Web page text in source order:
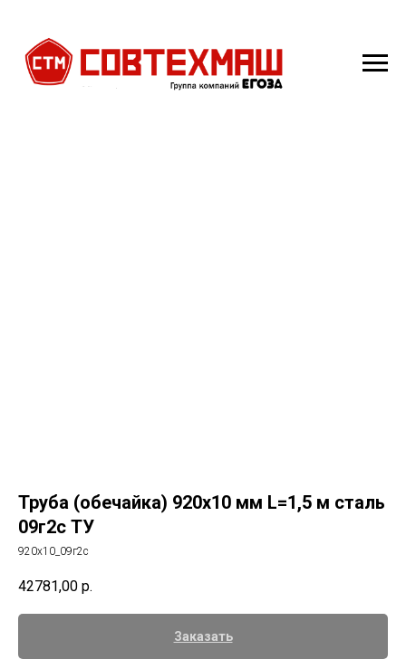
Труба (обечайка) 920х10 мм L=1,5 м сталь
09г2с ТУ
920х10_09г2с
42781,00 р.
Заказать